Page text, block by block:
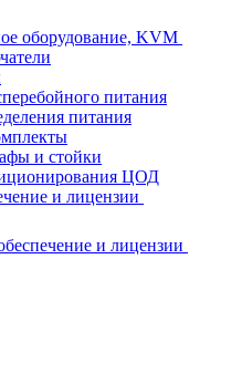
оборудование, KVM
питания
питания
и стойки
ЦОД
и лицензии
и лицензии